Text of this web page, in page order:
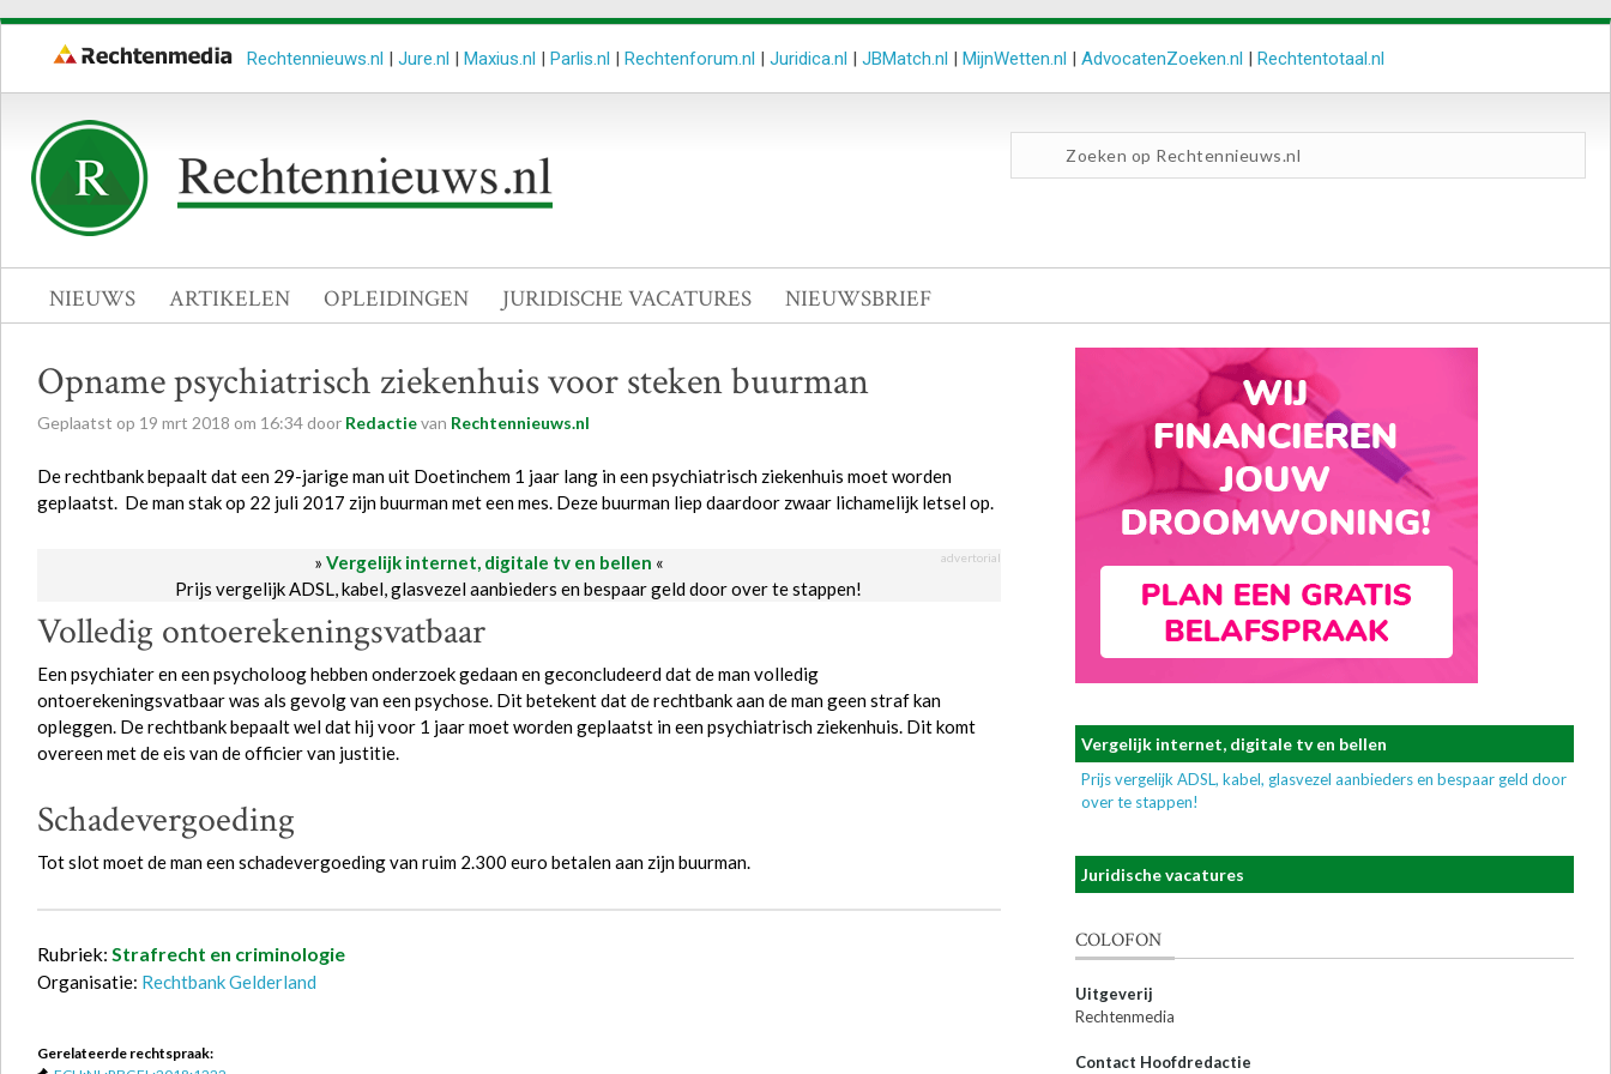
Rechtennieuws.nl | Jure.nl | Maxius.nl | Parlis.nl | Rechtenforum.nl | Juridica.nl | JBMatch.nl | MijnWetten.nl | AdvocatenZoeken.nl | Rechtentotaal.nl
NIEUWS ARTIKELEN OPLEIDINGEN JURIDISCHE VACATURES NIEUWSBRIEF
Opname psychiatrisch ziekenhuis voor steken buurman
Geplaatst op 19 mrt 2018 om 16:34 door Redactievan Rechtennieuws.nl
De rechtbank bepaalt dat een 29-jarige man uit Doetinchem 1 jaar lang in een psychiatrisch ziekenhuis moet worden
geplaatst. De man stak op 22 juli 2017 zijn buurman met een mes. Deze buurman liep daardoor zwaar lichamelijk letsel op.
» Vergelijk internet, digitale tv en bellen « advertorial
Prijs vergelijk ADSL, kabel, glasvezel aanbieders en bespaar geld door over te stappen!
Volledig ontoerekeningsvatbaar
Een psychiater en een psycholoog hebben onderzoek gedaan en geconcludeerd dat de man volledig
ontoerekeningsvatbaar was als gevolg van een psychose. Dit betekent dat de rechtbank aan de man geen straf kan
opleggen. De rechtbank bepaalt wel dat hij voor 1 jaar moet worden geplaatst in een psychiatrisch ziekenhuis. Dit komt
overeen met de eis van de officier van justitie.
Schadevergoeding
Tot slot moet de man een schadevergoeding van ruim 2.300 euro betalen aan zijn buurman.
Rubriek: Strafrecht en criminologie
Organisatie: Rechtbank Gelderland
Gerelateerde rechtspraak:
Vergelijk internet, digitale tv en bellen
Prijs vergelijk ADSL, kabel, glasvezel aanbieders en bespaar geld door
over te stappen!
Juridische vacatures
COLOFON
Uitgeverij
Rechtenmedia
Contact Hoofdredactie